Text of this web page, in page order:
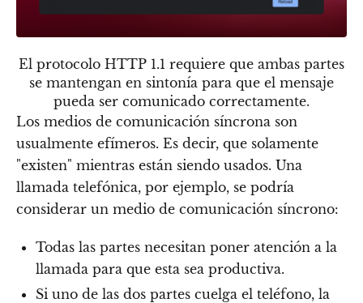
El protocolo HTTP 1.1 requiere que ambas partes
se mantengan en sintonía para que el mensaje
pueda ser comunicado correctamente.
Los medios de comunicación síncrona son
usualmente efímeros. Es decir, que solamente
"existen" mientras están siendo usados. Una
llamada telefónica, por ejemplo, se podría
considerar un medio de comunicación síncrono:
Todas las partes necesitan poner atención a la
llamada para que esta sea productiva.
Si uno de las dos partes cuelga el teléfono, la